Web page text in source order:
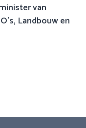
van
Landbouw en